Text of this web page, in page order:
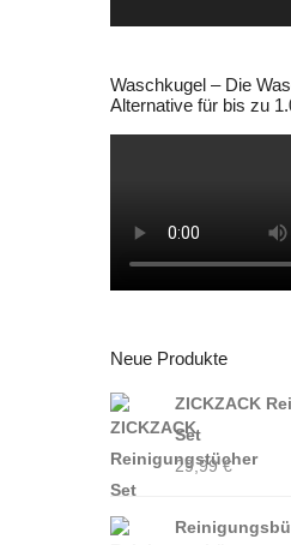
Waschkugel – Die
Alternative für bis zu
Neue Produkte
ZICKZACK
Set
29,99€